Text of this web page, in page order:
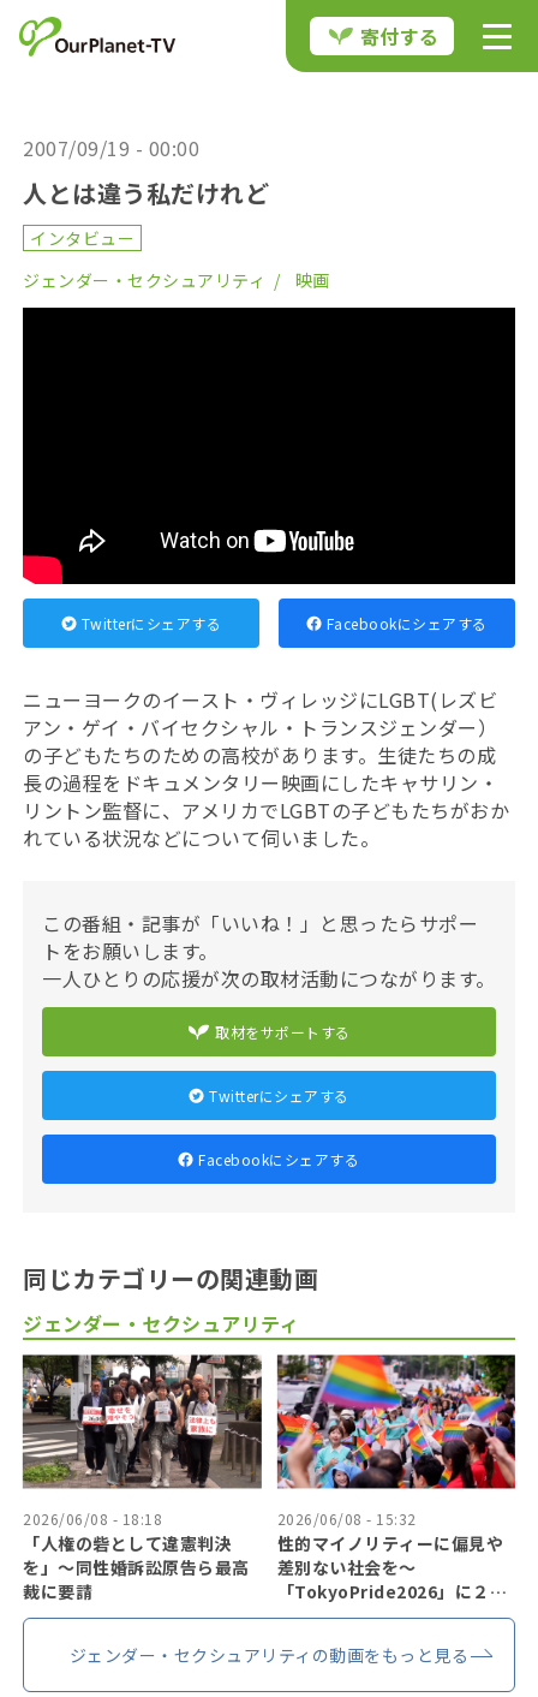
寄付する
2007/09/19 - 00:00
人とは違う私だけれど
インタビュー
ジェンダー・セクシュアリティ
映画
Twitterにシェアする Facebookにシェアする
ニューヨークのイースト・ヴィレッジにLGBT(レズビ
アン・ゲイ・バイセクシャル・トランスジェンダー）
の子どもたちのための高校があります。生徒たちの成
長の過程をドキュメンタリー映画にしたキャサリン・
リントン監督に、アメリカでLGBTの子どもたちがおか
れている状況などについて伺いました。
この番組・記事が「いいね！」と思ったらサポー
トをお願いします。
一人ひとりの応援が次の取材活動につながります。
取材をサポートする
Twitterにシェアする
Facebookにシェアする
同じカテゴリーの関連動画
ジェンダー・セクシュアリティ
2026/06/08 - 18:18
「人権の砦として違憲判決
を」〜同性婚訴訟原告ら最高
裁に要請
2026/06/08 - 15:32
性的マイノリティーに偏見や
差別ない社会を〜
「TokyoPride2026」に２７
万人
ジェンダー・セクシュアリティの動画をもっと見る